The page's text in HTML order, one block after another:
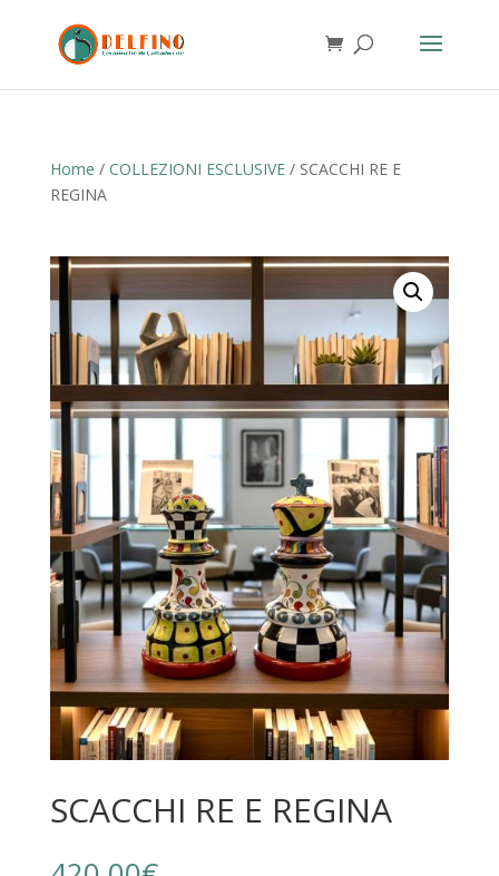
Home / COLLEZIONI ESCLUSIVE/ SCACCHI RE E
REGINA
SCACCHI RE E REGINA